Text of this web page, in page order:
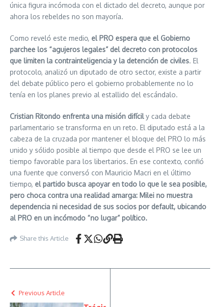
única figura incómoda con el dictado del decreto, aunque por
ahora los rebeldes no son mayoría.
Como reveló este medio, el PRO espera que el Gobierno
parchee los “agujeros legales” del decreto con protocolos
que limiten la contrainteligencia y la detención de civiles. El
protocolo, analizó un diputado de otro sector, existe a partir
del debate público pero el gobierno probablemente no lo
tenía en los planes previo al estallido del escándalo.
Cristian Ritondo enfrenta una misión difícily cada debate
parlamentario se transforma en un reto. El diputado está a la
cabeza de la cruzada por mantener el bloque del PRO lo más
unido y sólido posible al tiempo que desde el PRO se lee un
tiempo favorable para los libertarios. En ese contexto, confió
una fuente que conversó con Mauricio Macri en el último
tiempo, el partido busca apoyar en todo lo que le sea posible,
pero choca contra una realidad amarga: Milei no muestra
dependencia ni necesidad de sus socios por default, ubicando
al PRO en un incómodo “no lugar” político.
Share this Article
Previous Article